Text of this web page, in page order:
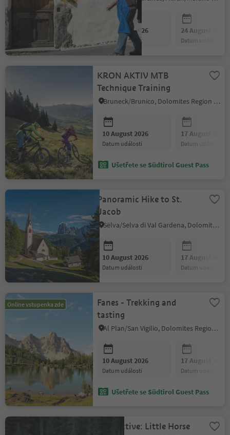
10 August 2026
datum události
24 August 2026
datum události
KRON AKTIV MTB
Technique Training
Bruneck/Brunico, Dolomites Region Kronplatz/Plan de Corones
10 August 2026
datum události
17 August 2026
datum události
Ušetřete se Südtirol Guest Pass
Panoramic Hike to St.
Jacob
Sëlva/Selva di Val Gardena, Dolomites Region Val Gardena
10 August 2026
datum události
17 August 2026
datum události
Online vstupenka zde
Fanes - Trekking and
tasting
Al Plan/San Vigilio, Dolomites Region Kronplatz/Plan de Corones
10 August 2026
datum události
17 August 2026
datum události
Ušetřete se Südtirol Guest Pass
Kids Active: Little Horse